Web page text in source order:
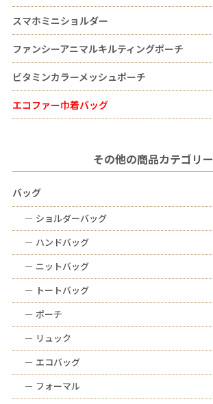
スマホミニショルダー
ファンシーアニマルキルティングポーチ
ビタミンカラーメッシュポーチ
エコファー巾着バッグ
その他の商品カテゴリー
バッグ
ー ショルダーバッグ
ー ハンドバッグ
ー ニットバッグ
ー トートバッグ
ー ポーチ
ー リュック
ー エコバッグ
ー フォーマル